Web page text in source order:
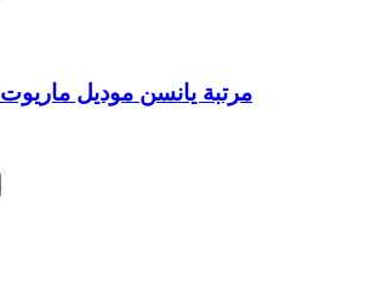
مرتبة يانسن موديل ماريوت 150*195*17 سم